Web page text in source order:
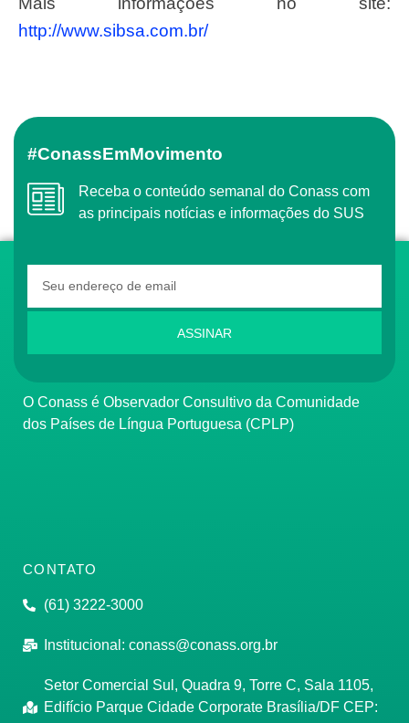
http://www.sibsa.com.br/
#ConassEmMovimento
Receba o conteúdo semanal do Conass com
as principais notícias e informações do SUS
ASSINAR
O Conass é Observador Consultivo da Comunidade
dos Países de Língua Portuguesa (CPLP)
CONTATO
(61) 3222-3000
Institucional: conass@conass.org.br
Setor Comercial Sul, Quadra 9, Torre C, Sala 1105,
Edifício Parque Cidade Corporate Brasília/DF CEP: